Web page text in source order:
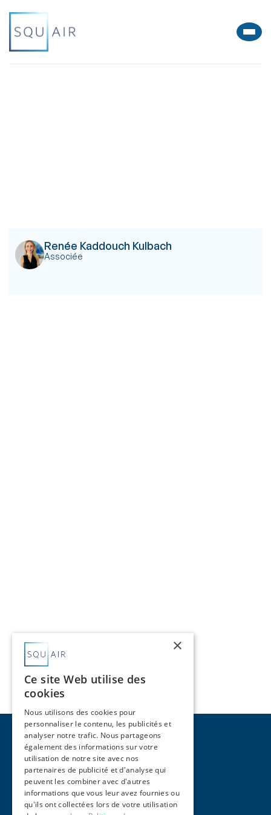
Renée Kaddouch Kulbach
Associée
Pages
Accueil
×
Ce site Web utilise des
cookies
Nous utilisons des cookies pour
personnaliser le contenu, les publicités et
analyser notre trafic. Nous partageons
également des informations sur votre
utilisation de notre site avec nos
partenaires de publicité et d'analyse qui
peuvent les combiner avec d'autres
informations que vous leur avez fournies ou
qu'ils ont collectées lors de votre utilisation